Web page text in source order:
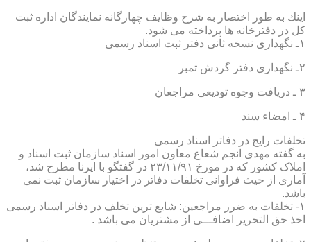
اینك به طور اختصار به شرح وظایف چهارگانه نمایندگان اداره ثبت
كل در دفترخانه ها پرداخته می شود.
۱ـ نگهداری نسخه ثانی دفتر ثبت اسناد رسمی
۲ـ نگهداری دفتر گردش تمبر
۳ ـ دریافت وجوه تودیعی مراجعان
۴ ـ امضاء سند
تخلفات رایج در دفاتر اسناد رسمی
به گفته مهدی انجم شعاع معاون امور اسناد سازمان ثبت اسناد و
املاک کشور که در مورخ ۲۳/۱۱/۹۱ در گفتگو با ایرنا مطرح شد،
آماری از حیث فراوانی تخلفات دفاتر در اختیار سازمان ثبت نمی
باشد.
۱- تخلفات به ضرر مراجعین: شایع ترین تخلف در دفاتر اسناد رسمی
اخذ حق التحریر اضافـــی از مشتریان می باشد .